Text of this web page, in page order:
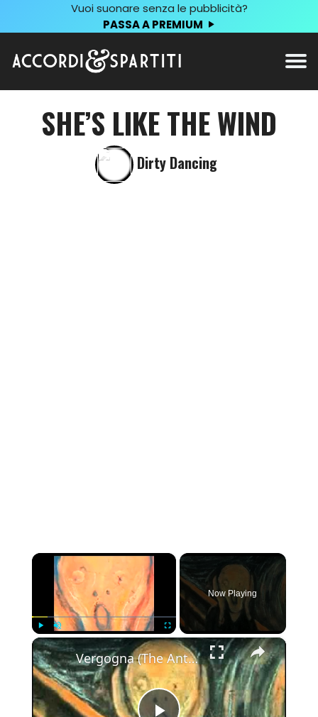
Vuoi suonare senza le pubblicità?
PASSA A PREMIUM
SHE’S LIKE THE WIND
Dirty Dancing
×
Play Unmute Fullscreen
Now Playing
×
Vergogna (The Anthem) - Dj Fabio B feat. J-Ax & Dj Gruff